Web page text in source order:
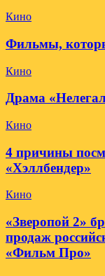
Кино
Фильмы,
Кино
Драма
Кино
4 причины
«Хэллбендер»
Кино
«Зверопой 2»
продаж
«Фильм Про»